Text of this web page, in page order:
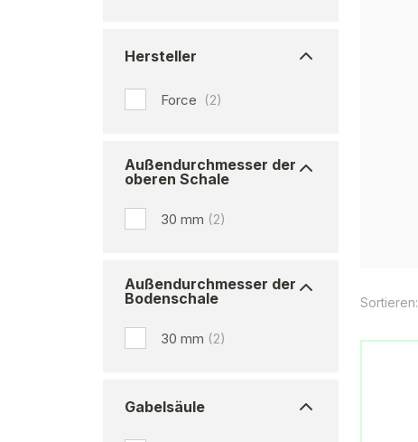
Hersteller
Force (2)
Außendurchmesser der
oberen Schale
30 mm (2)
Außendurchmesser der
Bodenschale
30 mm (2)
Gabelsäule
Sortieren: